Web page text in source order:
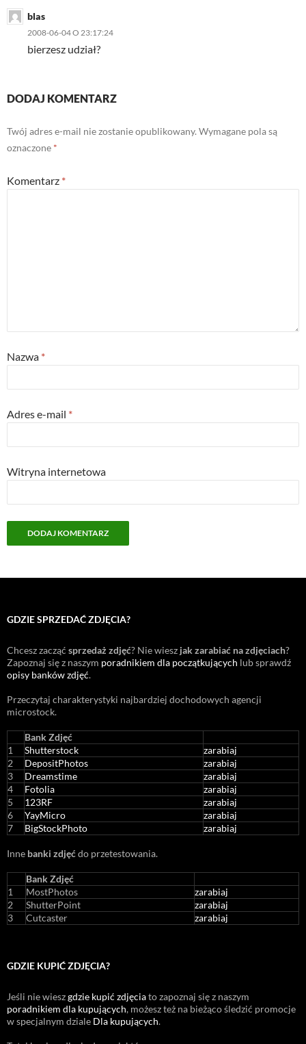
blas
2008-06-04 O 23:17:24
bierzesz udział?
DODAJ KOMENTARZ
Twój adres e-mail nie zostanie opublikowany. Wymagane pola są
oznaczone *
Komentarz *
Nazwa *
Adres e-mail *
Witryna internetowa
GDZIE SPRZEDAĆ ZDJĘCIA?
Chcesz zacząć sprzedaż zdjęć? Nie wiesz jak zarabiać na zdjęciach?
Zapoznaj się z naszym poradnikiem dla początkujących lub sprawdź
opisy banków zdjęć.
Przeczytaj charakterystyki najbardziej dochodowych agencji
microstock.
Bank Zdjęć
1
Shutterstock
zarabiaj
2
DepositPhotos
zarabiaj
3
Dreamstime
zarabiaj
4
Fotolia
zarabiaj
5
123RF
zarabiaj
6
YayMicro
zarabiaj
7
BigStockPhoto zarabiaj
Inne banki zdjęćdo przetestowania.
Bank Zdjęć
1
MostPhotos
zarabiaj
2
ShutterPoint
zarabiaj
3
Cutcaster zarabiaj
GDZIE KUPIĆ ZDJĘCIA?
Jeśli nie wieszgdzie kupić zdjęciato zapoznaj się z naszym
poradnikiem dla kupujących, możesz też na bieżąco śledzić promocje
w specjalnym dziale Dla kupujących.